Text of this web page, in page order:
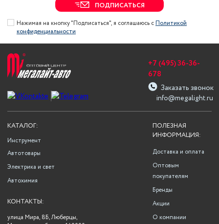
ПОДПИСАТЬСЯ
Нажимая на кнопку "Подписаться", я соглашаюсь сПолитикой
конфиденциальности
info@megalight.ru
+7 (495) 36-36-
678
Заказать звонок
ПОЛЕЗНАЯ
ИНФОРМАЦИЯ:
Доставка и оплата
Оптовым
покупателям
Бренды
Акции
О компании
КАТАЛОГ:
Инструмент
Автотовары
Электрика и свет
Автохимия
КОНТАКТЫ:
улица Мира, 8Б, Люберцы,